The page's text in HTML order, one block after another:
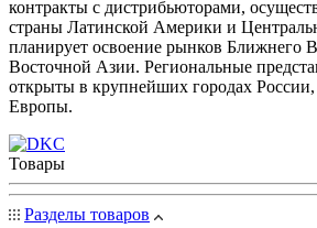
контракты с дистрибьюторами,
страны Латинской Америки и
планирует освоение рынков Ближнего
Восточной Азии. Региональные
открыты в крупнейших городах
Европы.
Товары
Разделы товаров